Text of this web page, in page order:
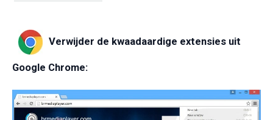
Verwijder de kwaadaardige extensies uit
Google Chrome: